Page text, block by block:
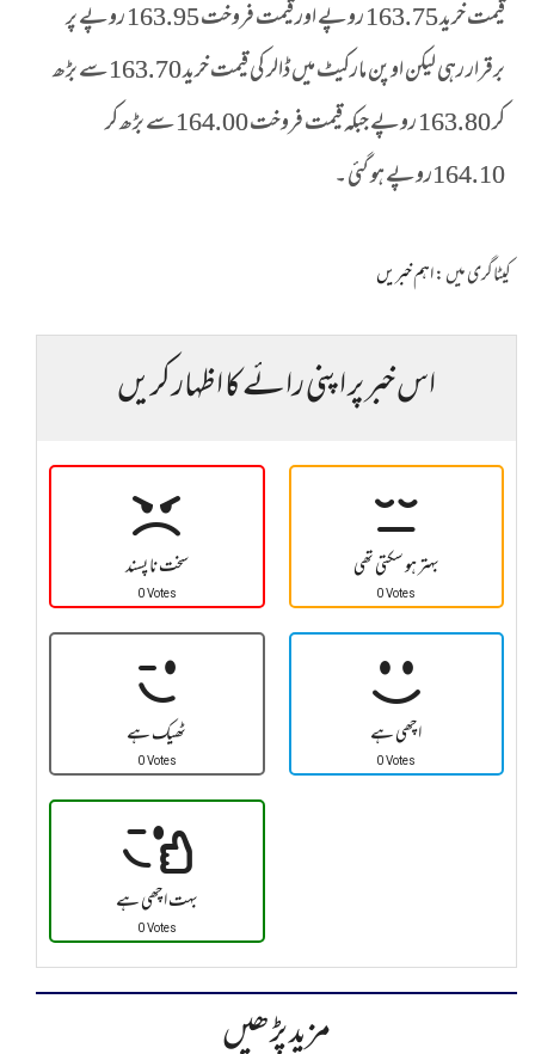
قیمت خرید 163.75 روپے اور قیمت فروخت 163.95 روپے پر
برقرار رہی لیکن اوپن مارکیٹ میں ڈالر کی قیمت خرید 163.70سے بڑھ
کر 163.80 روپے جبکہ قیمت فروخت 164.00سے بڑھ کر
164.10روپے ہو گئی ۔
کیٹاگری میں :اہم خبریں
اس خبر پر اپنی رائے کا اظہار کریں
سخت نا پسند
0 Votes
بہتر ہو سکتی تھی
0 Votes
ٹھیک ہے
0 Votes
اچھی ہے
0 Votes
بہت اچھی ہے
0 Votes
مزید پڑھیں